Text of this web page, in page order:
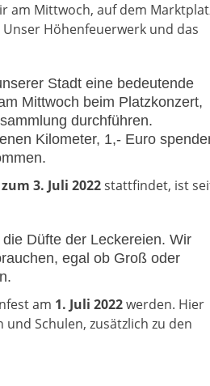
am Mittwoch, auf dem
Höhenfeuerwerk und das
Stadt eine bedeutende
Mittwoch beim Platzkonzert,
durchführen.
Kilometer, 1,- Euro
3. Juli 2022stattfindet, ist
Düfte der Leckereien. Wir
egal ob Groß oder
am 1. Juli 2022werden. Hier
Schulen, zusätzlich zu den